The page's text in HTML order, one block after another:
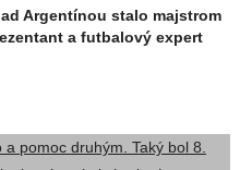
Argentínou stalo majstrom
a futbalový expert